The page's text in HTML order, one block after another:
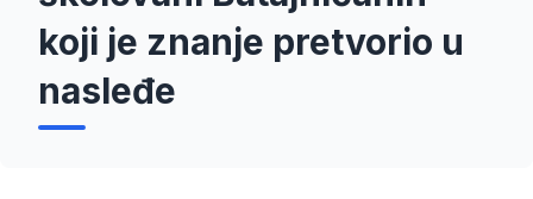
koji je znanje pretvorio u
nasleđe